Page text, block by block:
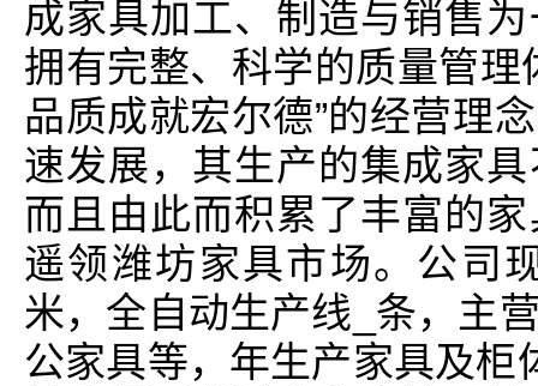
成家具加工、制造与销售
拥有完整、科学的质量管理
品质成就宏尔德”的经营理
速发展，其生产的集成家
而且由此而积累了丰富的
遥领潍坊家具市场。公司
米，全自动生产线_条，主
公家具等，年生产家具及